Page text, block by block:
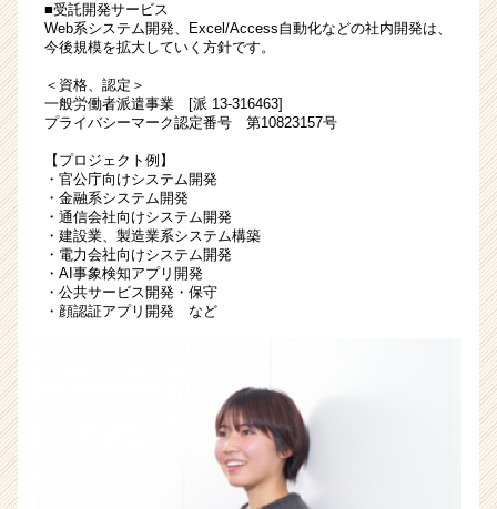
ャ
長
企
か
ら
ス
カ
ウ
ト
が
■受託開発サービス
Web系システム開発、Excel/Access自動化などの社内開発は、
今後規模を拡大していく方針です。
＜資格、認定＞
一般労働者派遣事業 [派 13-316463]
プライバシーマーク認定番号 第10823157号
【プロジェクト例】
・官公庁向けシステム開発
・金融系システム開発
・通信会社向けシステム開発
・建設業、製造業系システム構築
・電力会社向けシステム開発
・AI事象検知アプリ開発
・公共サービス開発・保守
・顔認証アプリ開発 など